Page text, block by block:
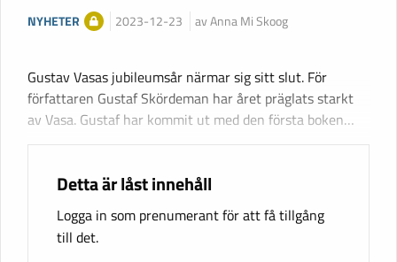
NYHETER 2023-12-23 av Anna Mi Skoog
Gustav Vasas jubileumsår närmar sig sitt slut. För
författaren Gustaf Skördeman har året präglats starkt
av Vasa. Gustaf har kommit ut med den första boken…
Detta är låst innehåll
Logga in som prenumerant för att få tillgång
till det.